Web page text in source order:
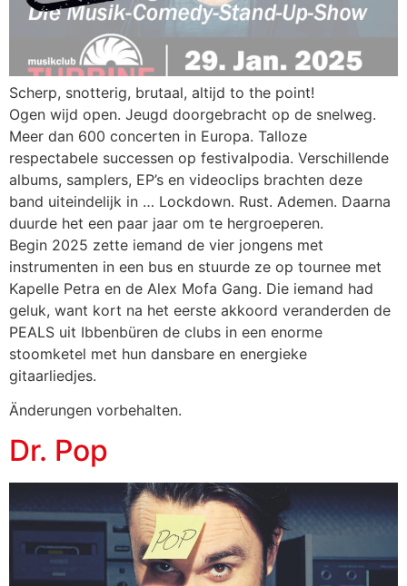
Scherp, snotterig, brutaal, altijd to the point!
Ogen wijd open. Jeugd doorgebracht op de snelweg.
Meer dan 600 concerten in Europa. Talloze
respectabele successen op festivalpodia. Verschillende
albums, samplers, EP’s en videoclips brachten deze
band uiteindelijk in … Lockdown. Rust. Ademen. Daarna
duurde het een paar jaar om te hergroeperen.
Begin 2025 zette iemand de vier jongens met
instrumenten in een bus en stuurde ze op tournee met
Kapelle Petra en de Alex Mofa Gang. Die iemand had
geluk, want kort na het eerste akkoord veranderden de
PEALS uit Ibbenbüren de clubs in een enorme
stoomketel met hun dansbare en energieke
gitaarliedjes.
Änderungen vorbehalten.
Dr. Pop